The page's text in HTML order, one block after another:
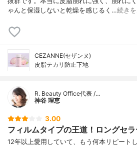
ゃんと保湿しないと乾燥を感じるく…続き
CEZANNE(セザンヌ)
皮脂テカリ防止下地
R. Beauty Office代表 /…
神谷 理恵
3.00
フィルムタイプの王道！ロングセ
12年以上愛用していて、もう何本リピート